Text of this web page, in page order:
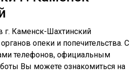
г. Каменск-Шахтинский
опеки и попечительства. С
телефонов, официальным
Вы можете ознакомиться на